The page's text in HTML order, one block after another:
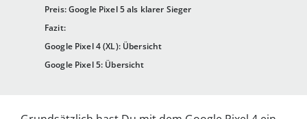
Preis: Google Pixel 5 als klarer Sieger
Fazit:
Google Pixel 4 (XL): Übersicht
Google Pixel 5: Übersicht